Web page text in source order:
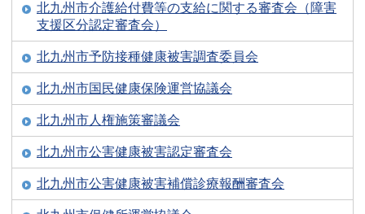
北九州市介護給付費等の支給に関する審査会（障害
支援区分認定審査会）
北九州市予防接種健康被害調査委員会
北九州市国民健康保険運営協議会
北九州市人権施策審議会
北九州市公害健康被害認定審査会
北九州市公害健康被害補償診療報酬審査会